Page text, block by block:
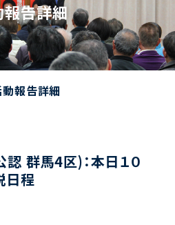
報告詳細
報告詳細
群馬4区)：本日１０
日程